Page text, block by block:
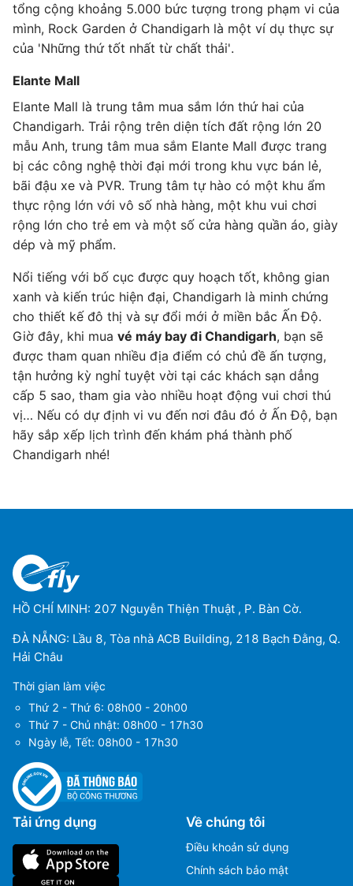
tổng cộng khoảng 5.000 bức tượng trong phạm vi của
mình, Rock Garden ở Chandigarh là một ví dụ thực sự
của 'Những thứ tốt nhất từ ​​chất thải'.
Elante Mall
Elante Mall là trung tâm mua sắm lớn thứ hai của
Chandigarh. Trải rộng trên diện tích đất rộng lớn 20
mẫu Anh, trung tâm mua sắm Elante Mall được trang
bị các công nghệ thời đại mới trong khu vực bán lẻ,
bãi đậu xe và PVR. Trung tâm tự hào có một khu ẩm
thực rộng lớn với vô số nhà hàng, một khu vui chơi
rộng lớn cho trẻ em và một số cửa hàng quần áo, giày
dép và mỹ phẩm.
Nổi tiếng với bố cục được quy hoạch tốt, không gian
xanh và kiến ​​trúc hiện đại, Chandigarh là minh chứng
cho thiết kế đô thị và sự đổi mới ở miền bắc Ấn Độ.
Giờ đây, khi mua vé máy bay đi Chandigarh, bạn sẽ
được tham quan nhiều địa điểm có chủ đề ấn tượng,
tận hưởng kỳ nghỉ tuyệt vời tại các khách sạn dẳng
cấp 5 sao, tham gia vào nhiều hoạt động vui chơi thú
vị… Nếu có dự định vi vu đến nơi đâu đó ở Ấn Độ, bạn
hãy sắp xếp lịch trình đến khám phá thành phố
Chandigarh nhé!
HỒ CHÍ MINH: 207 Nguyễn Thiện Thuật , P. Bàn Cờ.
ĐÀ NẴNG: Lầu 8, Tòa nhà ACB Building, 218 Bạch Đằng, Q.
Hải Châu
Thời gian làm việc
Thứ 2 - Thứ 6: 08h00 - 20h00
Thứ 7 - Chủ nhật: 08h00 - 17h30
Ngày lễ, Tết: 08h00 - 17h30
Tải ứng dụng Về chúng tôi
Điều khoản sử dụng
Chính sách bảo mật